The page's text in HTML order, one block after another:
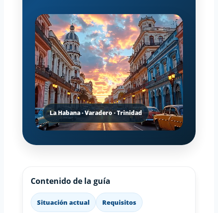
La Habana · Varadero · Trinidad
Contenido de la guía
Situación actual Requisitos